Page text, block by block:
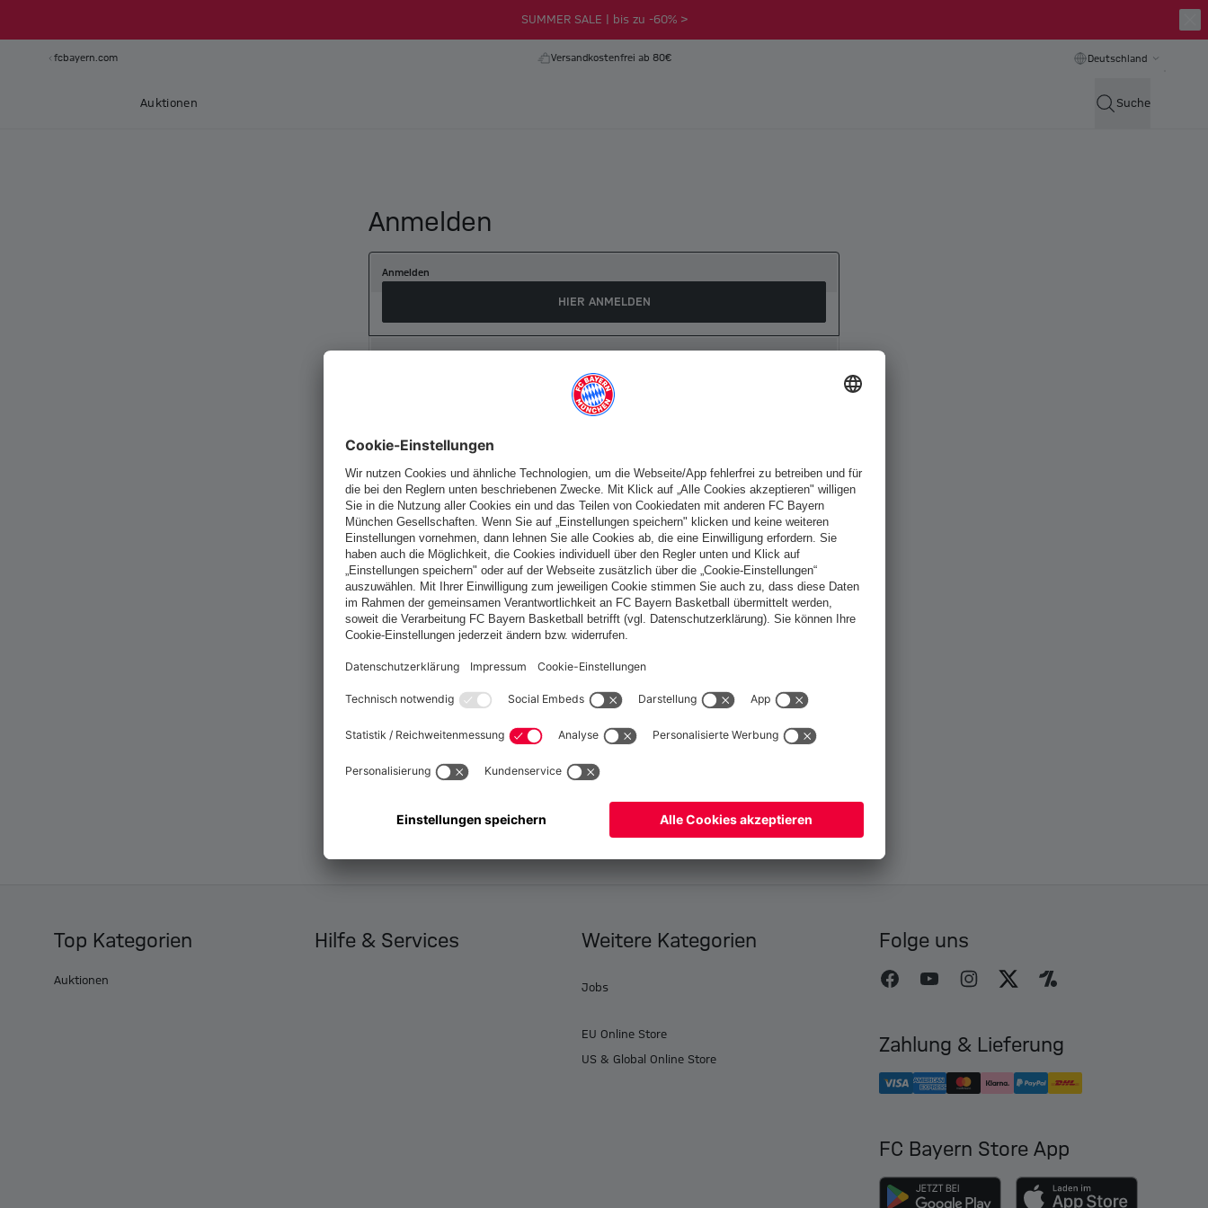
SUMMER SALE | bis zu -60% >
fcbayern.com Versandkostenfrei ab 80€ Deutschland
Auktionen Suche
Anmelden
Anmelden
HIER ANMELDEN
Top Kategorien
Auktionen
Hilfe & Services Weitere Kategorien
Jobs
EU Online Store
US & Global Online Store
Folge uns
Zahlung & Lieferung
FC Bayern Store App
Möchtest du im StoreDeutschlandbleiben?
Ja,Deutschland, um dorthin zu liefern!